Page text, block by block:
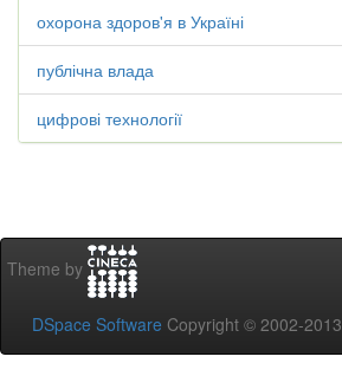
охорона здоров'я в Україні
публічна влада
цифрові технології
Theme by
DSpace Software Copyright © 2002-2013